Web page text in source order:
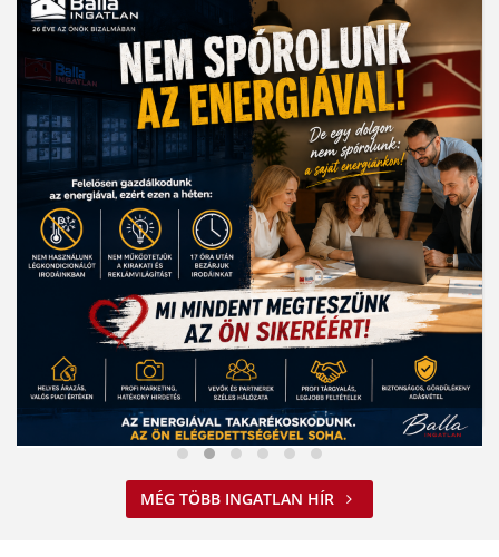
Nem spórolunk az energiával
MÉG TÖBB INGATLAN HÍR